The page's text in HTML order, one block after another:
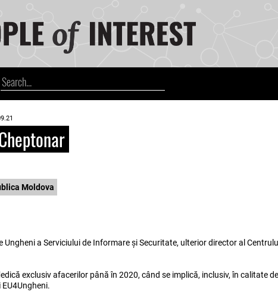
Moldova
a Serviciului de Informare și Securitate, ulterior director al
exclusiv afacerilor până în 2020, când se implică, inclusiv, în calitate